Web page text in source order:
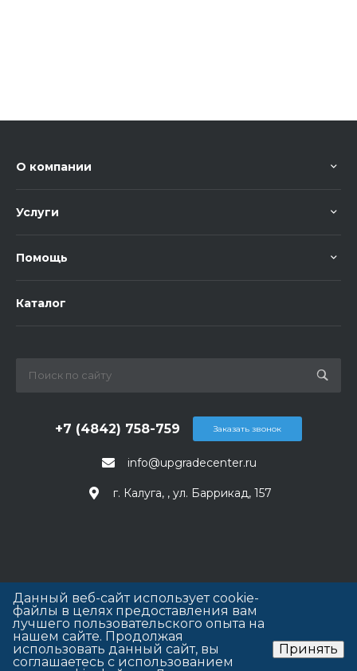
О компании
Услуги
Помощь
Каталог
info@upgradecenter.ru
+7 (4842) 758-759
г. Калуга, , ул. Баррикад, 157
Заказать звонок
Данный веб-сайт использует cookie-
файлы в целях предоставления вам
лучшего пользовательского опыта на
нашем сайте. Продолжая
использовать данный сайт, вы
соглашаетесь с использованием
Принять